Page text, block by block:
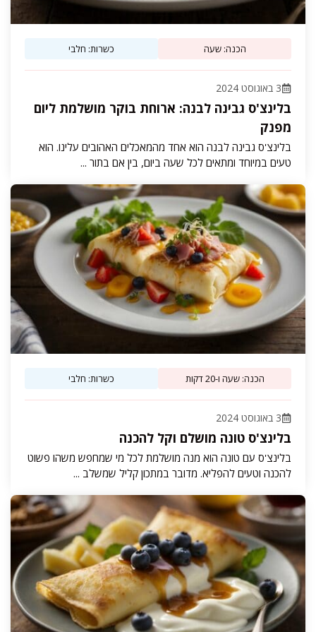
הכנה: שעה כשרות: חלבי
3 באוגוסט 2024
בלינצ'ס גבינה לבנה: ארוחת בוקר מושלמת ליום
מפנק
בלינצ'ס גבינה לבנה הוא אחד מהמאכלים האהובים עלינו. הוא
טעים במיוחד ומתאים לכל שעה ביום, בין אם בתור ...
הכנה: שעה ו-20 דקות כשרות: חלבי
3 באוגוסט 2024
בלינצ'ס טונה מושלם וקל להכנה
בלינצ'ס עם טונה הוא מנה מושלמת לכל מי שמחפש משהו פשוט
להכנה וטעים להפליא. מדובר במתכון קליל שמשלב ...